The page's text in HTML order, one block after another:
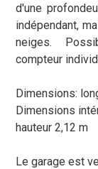
d'une
indépendant,
neiges.
compteur
Dimensions:
Dimensions
hauteur 2,12 m
Le garage est